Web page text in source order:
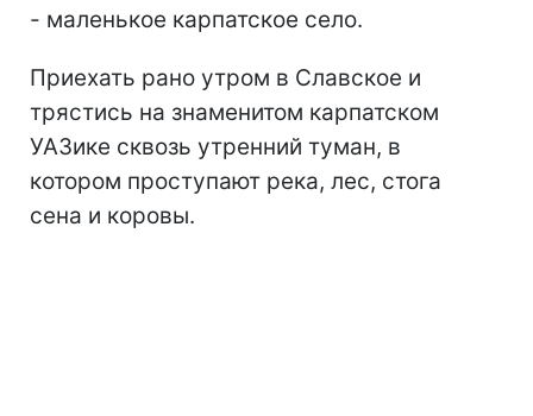
- маленькое карпатское село.
Приехать рано утром в Славское и
трястись на знаменитом карпатском
УАЗике сквозь утренний туман, в
котором проступают река, лес, стога
сена и коровы.